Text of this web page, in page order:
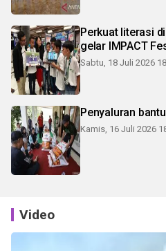
Perkuat literasi
gelar IMPACT
Sabtu, 18 Juli 2026
Penyaluran
Kamis, 16 Juli 2026
Video